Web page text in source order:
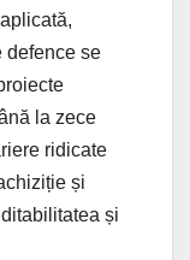
defence se
la zece
ridicate
și
și